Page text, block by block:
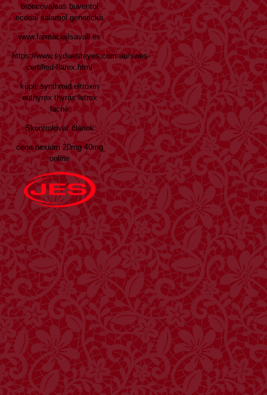
broncovaleas buventol
ecosal salamol generická
www.farmaciajlsavall.es
https://www.sydwesteyes.com.au/swes-
certified-flarex.html
kúpiť synthroid eltroxin
euthyrox thyrax letrox
lacné
Skontrolovať článok
cena nexium 20mg 40mg
online